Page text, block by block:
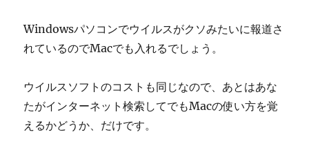
Windowsパソコンでウイルスがクソみたいに報道さ
れているのでMacでも入れるでしょう。
ウイルスソフトのコストも同じなので、あとはあな
たがインターネット検索してでもMacの使い方を覚
えるかどうか、だけです。